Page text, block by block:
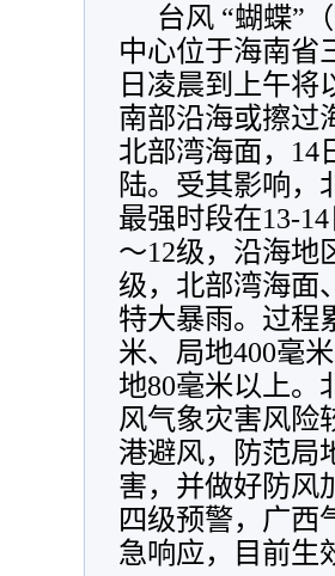
台风 “蝴蝶”
中心位于海南省
日凌晨到上午将
南部沿海或擦过
北部湾海面，14
陆。受其影响，
最强时段在13-
～12级，沿海地
级，北部湾海面
特大暴雨。过程
米、局地400毫
地80毫米以上。
风气象灾害风险
港避风，防范局
害，并做好防风
四级预警，广
急响应，目前生